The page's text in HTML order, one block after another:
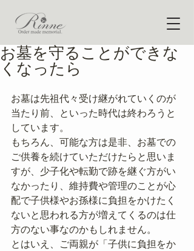
お墓を守ることができな
くなったら
お墓は先祖代々受け継がれていくのが
当たり前、といった時代は終わろうと
しています。
もちろん、可能な方は是非、お墓での
ご供養を続けていただけたらと思いま
すが、少子化や転勤で跡を継ぐ方がい
なかったり、維持費や管理のことが心
配で子供様やお孫様に負担をかけたく
ないと思われる方が増えてくるのは仕
方のない事なのかもしれません。
とはいえ、ご両親が「子供に負担をか